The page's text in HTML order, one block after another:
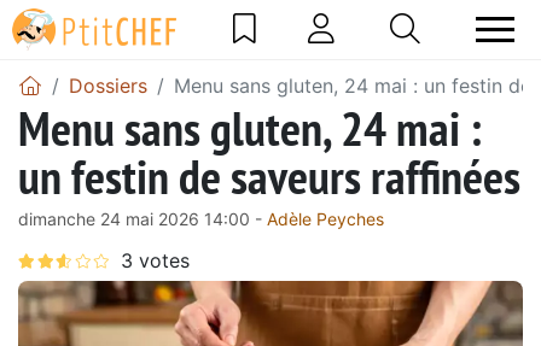
Dossiers Menu sans gluten, 24 mai : un festin de
Menu sans gluten, 24 mai :
un festin de saveurs raffinées
dimanche 24 mai 2026 14:00 - Adèle Peyches